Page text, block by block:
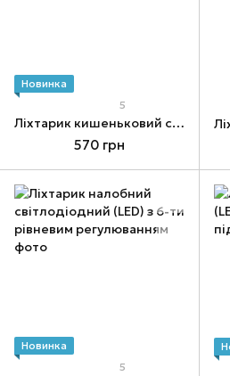
Новинка
5
Ліхтарик кишеньковий світлодіодний (LED) для щоденного використання
570 грн
Новинка
5